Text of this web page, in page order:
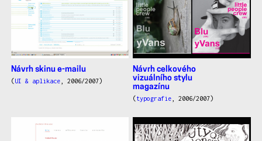
Návrh skinu e-mailu
( UI & aplikace, 2006/2007)
Návrh celkového
vizuálního stylu
magazínu
( typografie, 2006/2007)